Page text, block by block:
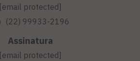
[email protected]
(22) 99933-2196
Assinatura
[email protected]